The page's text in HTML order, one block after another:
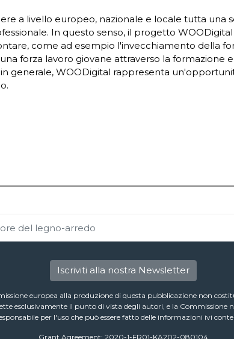
a livello europeo, nazionale e locale tutta una
In questo senso, il progetto
come ad esempio l'invecchiamento della
forza lavoro giovane attraverso la formazione
generale, WOODigital rappresenta
del legno-arredo
Iscriviti alla nostra Newsletter
europea alla produzione di questa pubblicazione non
esclusivamente il punto di vista degli autori, e la Commissione
per l'uso che può essere fatto delle informazioni ivi
Grant Agreement: 2020-1-FR01-KA202-080104